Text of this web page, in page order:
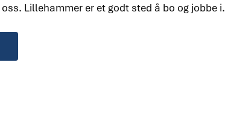
Lillehammer er et godt sted å bo og jobbe i.